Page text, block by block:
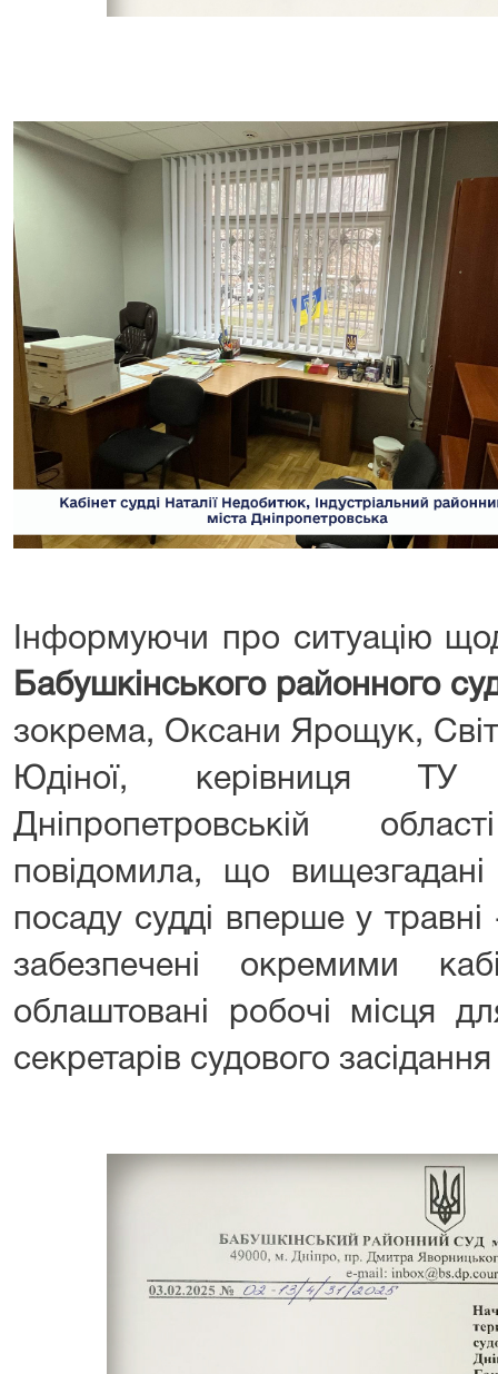
Інформуючи про ситуацію
Бабушкінського районного
зокрема, Оксани Ярощук,
Юдіної, керівниця
Дніпропетровській
повідомила, що
посаду судді вперше у
забезпечені окремими
облаштовані робочі місця
секретарів судового